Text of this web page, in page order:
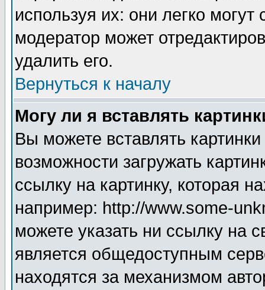
используя их: они легко
модератор может
удалить его.
Вернуться к началу
Могу ли я вставлять
Вы можете вставлять
возможности загружать
ссылку на картинку, которая
например: http://www.some-
можете указать ни ссылку на
является общедоступным
находятся за механизмом